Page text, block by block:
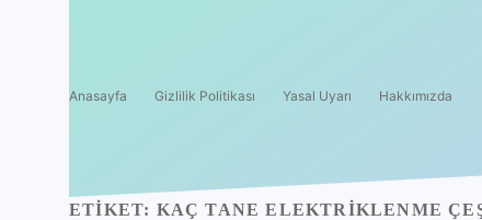
Anasayfa Gizlilik Politikası Yasal Uyarı Hakkımızda
ETIKET: KAÇ TANE ELEKTRIKLENME